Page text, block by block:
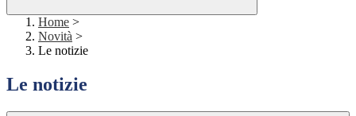
Home >
Novità >
Le notizie
Le notizie